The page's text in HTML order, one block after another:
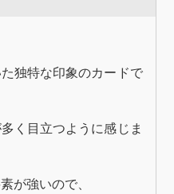
独特な印象のカードで
く目立つように感じま
が強いので、